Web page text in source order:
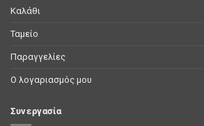
Καλάθι
Ταμείο
Παραγγελίες
Ο λογαριασμός μου
Συνεργασία